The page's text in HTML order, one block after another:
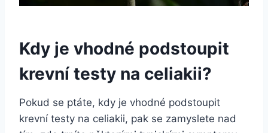
Kdy je vhodné podstoupit
krevní testy na celiakii?
Pokud se ptáte, kdy je vhodné podstoupit
krevní testy na celiakii, pak se zamyslete nad